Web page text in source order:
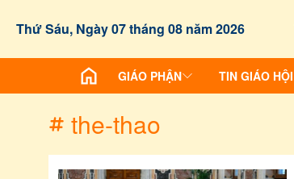
Thứ Sáu, Ngày 07 tháng 08 năm 2026
GIÁO PHẬN TIN GIÁO HỘI
the-thao